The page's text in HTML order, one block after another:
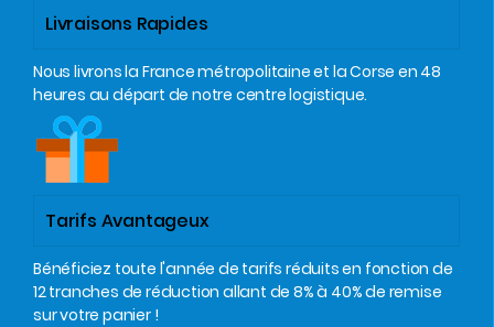
Livraisons Rapides
Nous livrons la France métropolitaine et la Corse en 48
heures au départ de notre centre logistique.
Tarifs Avantageux
Bénéficiez toute l'année de tarifs réduits en fonction de
12 tranches de réduction allant de 8% à 40% de remise
sur votre panier !